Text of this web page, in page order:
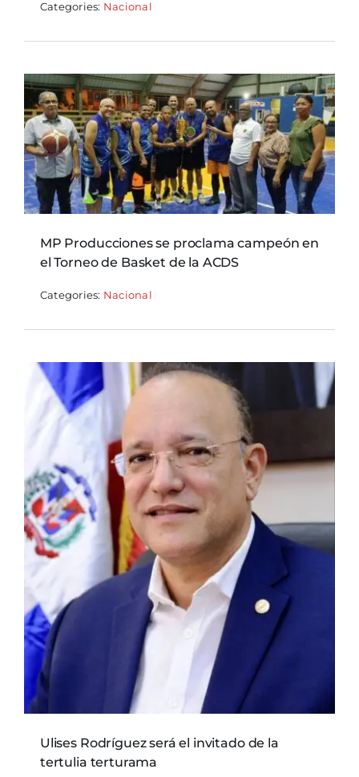
Categories: Nacional
MP Producciones se proclama campeón en
el Torneo de Basket de la ACDS
Categories: Nacional
Ulises Rodríguez será el invitado de la
tertulia terturama